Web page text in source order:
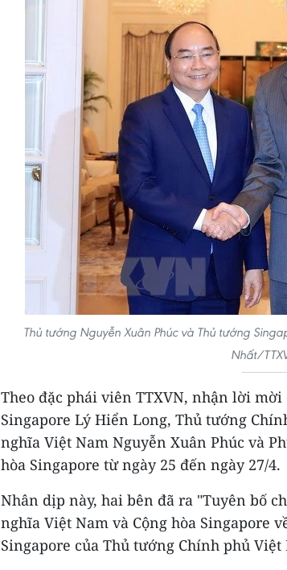
Thủ tướng Nguyễn Xuân Phúc và Thủ tướng
Nhất/
Theo đặc phái viên TTXVN, nhận lời
Singapore Lý Hiển Long, Thủ tướng
nghĩa Việt Nam Nguyễn Xuân Phúc và
hòa Singapore từ ngày 25 đến ngày 27/4.
Nhân dịp này, hai bên đã ra "Tuyên bố
nghĩa Việt Nam và Cộng hòa Singapore
Singapore của Thủ tướng Chính phủ